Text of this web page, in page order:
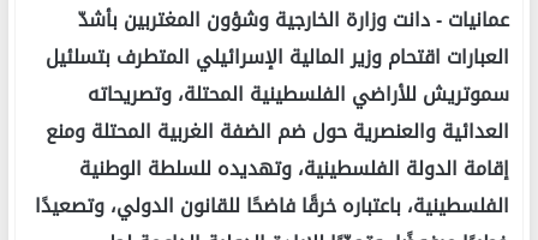
عمانيات -دانت وزارة الخارجية وشؤون المغتربين بأشدّ
العبارات اقتحام وزير المالية الإسرائيلي المتطرف بتسلئيل
سموتريش للأراضي الفلسطينية المحتلة، وتصريحاته
العدائية والعنصرية حول ضم الضفة الغربية المحتلة ومنع
إقامة الدولة الفلسطينية، وتهديده للسلطة الوطنية
الفلسطينية، باعتباره خرقًا فاضحًا للقانون الدولي، وتصعيدًا